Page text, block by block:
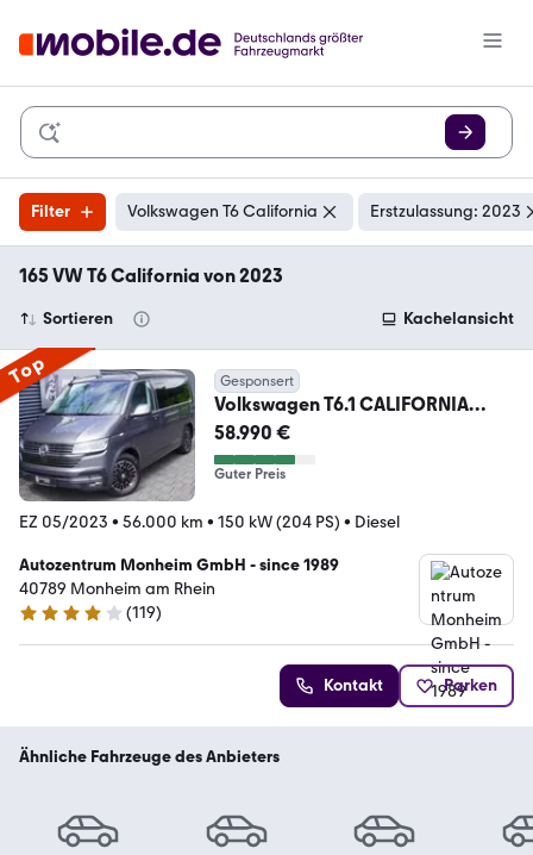
Filter Volkswagen T6 California Erstzulassung: 2023
165 VW T6 California von 2023
Sortieren Kachelansicht
Top Gesponsert
Volkswagen T6.1 CALIFORNIA
OCEAN 2.0 TDI
DSG|LED|AHK|NAVI
58.990 €
Guter Preis
EZ 05/2023 • 56.000 km • 150 kW (204 PS) • Diesel
Autozentrum Monheim GmbH - since 1989
40789 Monheim am Rhein
4 Sterne
(119)
Kontakt Parken
Ähnliche Fahrzeuge des Anbieters